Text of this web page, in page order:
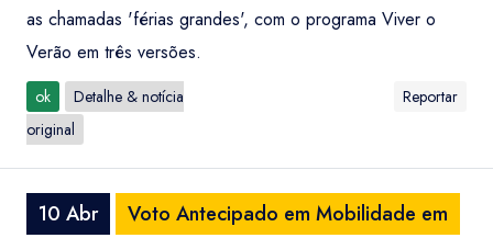
as chamadas 'férias grandes', com o programa Viver o
Verão em três versões.
ok
Detalhe & notícia
original
Reportar
10 Abr
Voto Antecipado em Mobilidade em